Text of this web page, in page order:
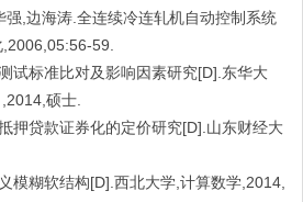
,边海涛.全连续冷连轧机自动控制系统
59.
试标准比对及影响因素研究[D].东华大
硕士.
押贷款证券化的定价研究[D].山东财经大
模糊软结构[D].西北大学,计算数学,2014,